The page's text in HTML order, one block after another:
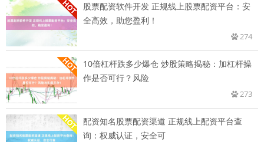
股票配资软件开发 正规线上股票配资平台：安
全高效，助您盈利！
274
10倍杠杆跌多少爆仓 炒股策略揭秘：加杠杆操
作是否可行？风险
273
配资知名股票配资渠道 正规线上配资平台查
询：权威认证，安全可